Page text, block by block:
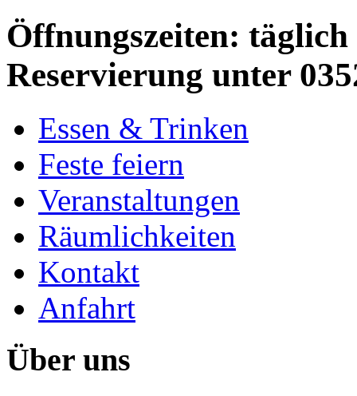
Öffnungszeiten: täglich
Reservierung unter
Essen & Trinken
Feste feiern
Veranstaltungen
Räumlichkeiten
Kontakt
Anfahrt
Über uns